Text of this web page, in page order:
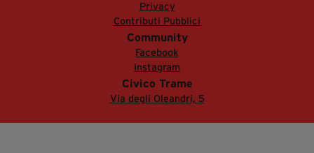
Privacy
Contributi Pubblici
Community
Facebook
Instagram
Civico Trame
Via degli Oleandri, 5